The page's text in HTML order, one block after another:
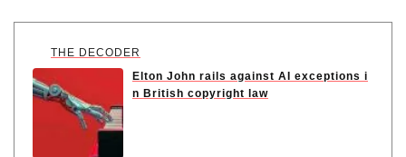
THE DECODER
Elton John rails against AI exceptions i
n British copyright law